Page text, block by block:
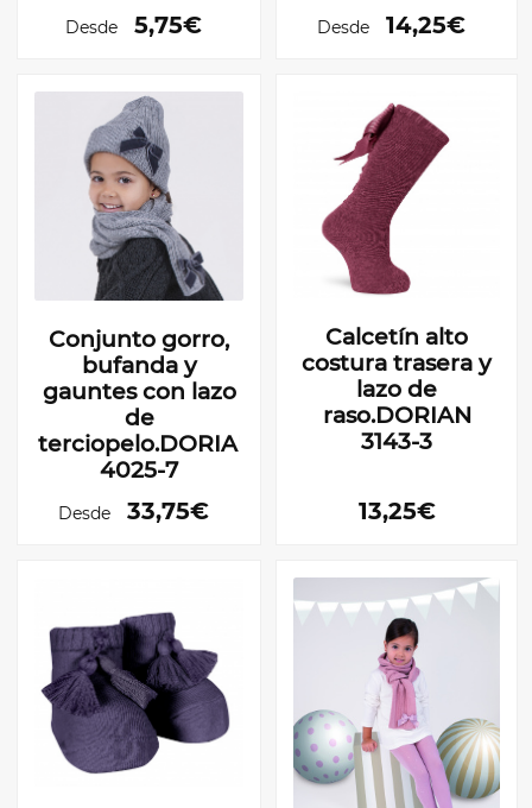
Desde 5,75€ Desde 14,25€
Conjunto gorro,
bufanda y
gauntes con lazo
de
terciopelo.DORIAN
4025-7
Desde 33,75€
Calcetín alto
costura trasera y
lazo de
raso.DORIAN
3143-3
13,25€